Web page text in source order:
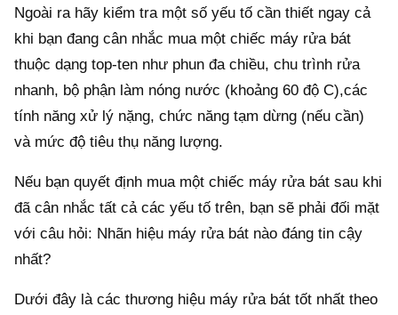
Ngoài ra hãy kiểm tra một số yếu tố cần thiết ngay cả
khi bạn đang cân nhắc mua một chiếc máy rửa bát
thuộc dạng top-ten như phun đa chiều, chu trình rửa
nhanh, bộ phận làm nóng nước (khoảng 60 độ C),các
tính năng xử lý nặng, chức năng tạm dừng (nếu cần)
và mức độ tiêu thụ năng lượng.
Nếu bạn quyết định mua một chiếc máy rửa bát sau khi
đã cân nhắc tất cả các yếu tố trên, bạn sẽ phải đối mặt
với câu hỏi: Nhãn hiệu máy rửa bát nào đáng tin cậy
nhất?
Dưới đây là các thương hiệu máy rửa bát tốt nhất theo